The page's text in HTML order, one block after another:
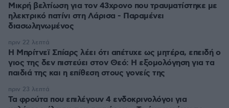
Μικρή βελτίωση για τον 43χρονο που τραυματίστηκε με
ηλεκτρικό πατίνι στη Λάρισα - Παραμένει
διασωληνωμένος
Η Μπρίτνεϊ Σπίαρς λέει ότι απέτυχε ως μητέρα, επειδή ο
γιος της δεν πιστεύει στον Θεό: Η εξομολόγηση για τα
παιδιά της και η επίθεση στους γονείς της
πριν 22 λεπτά
Τα φρούτα που επιλέγουν 4 ενδοκρινολόγοι για
πριν 23 λεπτά